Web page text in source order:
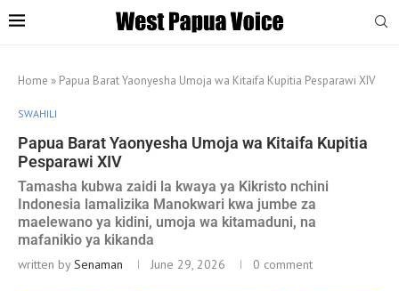
Home » Papua Barat Yaonyesha Umoja wa Kitaifa Kupitia Pesparawi XIV
SWAHILI
Papua Barat Yaonyesha Umoja wa Kitaifa Kupitia
Pesparawi XIV
Tamasha kubwa zaidi la kwaya ya Kikristo nchini
Indonesia lamalizika Manokwari kwa jumbe za
maelewano ya kidini, umoja wa kitamaduni, na
mafanikio ya kikanda
written bySenaman June 29, 2026 0 comment